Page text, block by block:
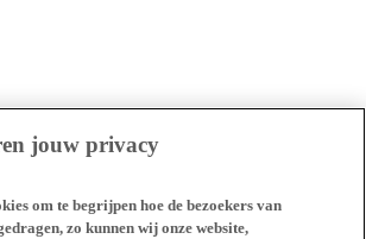
jouw privacy
om te begrijpen hoe de bezoekers van
zo kunnen wij onze website,